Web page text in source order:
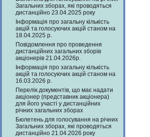
Загальних зборах, які проводяться
дистанційно 23.04.2025 року
Інформація про загальну кількість
акцій та голосуючих акцій станом на
18.04.2025 р.
Повідомлення про проведення
дистанційних загальних зборів
акціонерів 21.04.2026р.
Інформація про загальну кількість
акцій та голосуючих акцій станом на
16.03.2026 р.
Перелік документів, що має надати
акціонер (представник акціонера)
для його участі у дистанційних
річних загальних зборах
Бюлетень для голосування на річних
Загальних зборах, які проводяться
дистанційно 21.04.2026 року